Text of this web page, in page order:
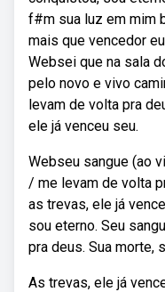
f#m sua luz em mim
mais que vencedor
Websei que na sala
pelo novo e vivo
levam de volta pra
ele já venceu seu.
Webseu sangue (ao
/ me levam de volta
as trevas, ele já
sou eterno. Seu
pra deus. Sua morte,
As trevas, ele já